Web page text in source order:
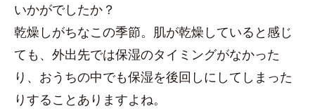
いかがでしたか？
乾燥しがちなこの季節。肌が乾燥していると感じ
ても、外出先では保湿のタイミングがなかった
り、おうちの中でも保湿を後回しにしてしまった
りすることありますよね。